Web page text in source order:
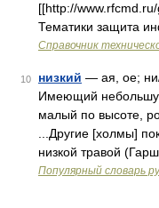
[[http://
Тематики защита
Справочник
10 низкий — ая, ое; ни/
Имеющий
малый по высоте,
...Другие [холмы]
низкой травой
Популярный словарь